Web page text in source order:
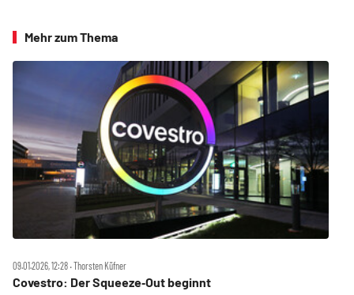
Mehr zum Thema
09.01.2026, 12:28 ‧ Thorsten Küfner
Covestro: Der Squeeze‑Out beginnt